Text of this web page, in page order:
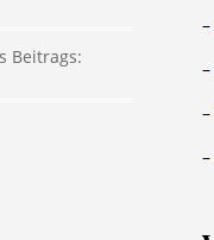
–
–
–
–